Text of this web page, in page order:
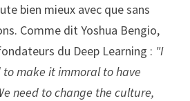
bien mieux avec que sans
Comme dit Yoshua Bengio,
du Deep Learning : "I
make it immoral to have
need to change the culture,